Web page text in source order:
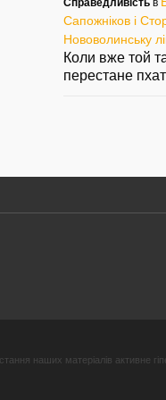
Справедливість в
Сапожніков і
Нововолинську
Коли вже той
перестане
наших матеріалів активне